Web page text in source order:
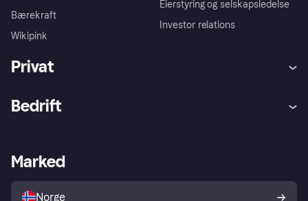
Bærekraft
Wikipink
Eierstyring og selskapsledelse
Investor relations
Privat
Utforsk butikker
Bedrift
Merchant portal
Marked
Norge